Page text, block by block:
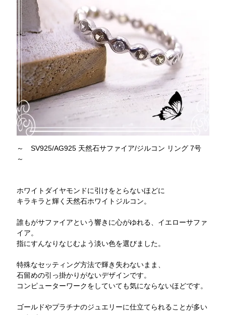
～ SV925/AG925 天然石サファイア/ジルコン リング 7号
～
ホワイトダイヤモンドに引けをとらないほどに
キラキラと輝く天然石ホワイトジルコン。
誰もがサファイアという響きに心がゆれる、イエローサファ
イア。
指にすんなりなじむよう淡い色を選びました。
特殊なセッティング方法で輝き失わないまま、
石留めの引っ掛かりがないデザインです。
コンピューターワークをしていても気にならないほどです。
ゴールドやプラチナのジュエリーに仕立てられることが多い